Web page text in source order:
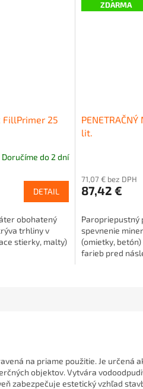
FillPrimer 25
Doručíme do 2 dní
DETAIL
obohatený
trhliny v
stierky, malty)
ZDARMA
lit.
71,07 € bez DPH
87,42 €
Paropriepustný
spevnenie
(omietky,
farieb pred
na priame použitie. Je určená
objektov. Vytvára
zabezpečuje estetický vzhľad